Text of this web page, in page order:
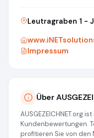
Leutragraben 1 -
Impressum
Über
AUSGEZEICHNET.org
Kundenbewertungen.
profitieren Sie von den